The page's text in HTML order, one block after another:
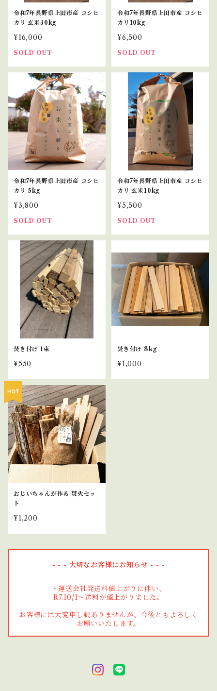
令和7年長野県上田市産 コシヒ
カリ 玄米30kg
¥16,000
SOLD OUT
令和7年長野県上田市産 コシヒ
カリ10kg
¥6,500
SOLD OUT
令和7年長野県上田市産 コシヒ
カリ 5kg
¥3,800
SOLD OUT
令和7年長野県上田市産 コシヒ
カリ 玄米10kg
¥5,500
SOLD OUT
焚き付け 1束
¥550
焚き付け 8kg
¥1,000
おじいちゃんが作る 焚火セッ
ト
¥1,200
- - - 大切なお客様にお知らせ - - -
・運送会社発送料値上がりに伴い、
R7.10/1～送料が値上がりました。
お客様には大変申し訳ありませんが、今後ともよろしく
お願いいたします。